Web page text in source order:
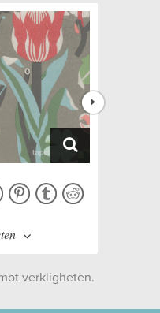
verkligheten.